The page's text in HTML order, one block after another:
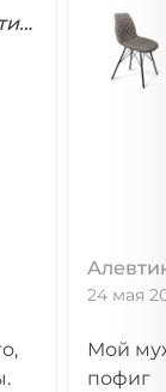
Стул SHT-S111-CN1 пластиковый
24 мая
Мой
пофиг